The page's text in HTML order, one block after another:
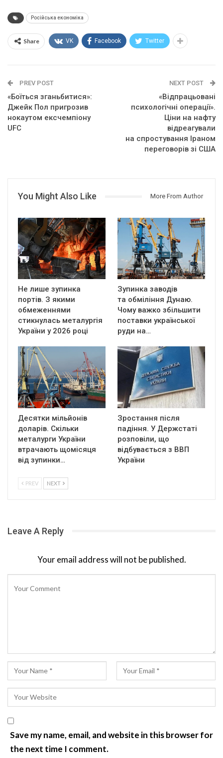
Російська економіка
Share VK Facebook Twitter
PREV POST
«Боїться зганьбитися»:
Джейк Пол пригрозив
нокаутом ексчемпіону
UFC
NEXT POST
«Відпрацьовані
психологічні операції».
Ціни на нафту
відреагували
на спростування Іраном
переговорів зі США
You Might Also Like More From Author
Не лише зупинка
портів. З якими
обмеженнями
стикнулась металургія
України у 2026 році
Зупинка заводів
та обміління Дунаю.
Чому важко збільшити
поставки української
руди на…
Десятки мільйонів
доларів. Скільки
металурги України
втрачають щомісяця
від зупинки…
Зростання після
падіння. У Держстаті
розповіли, що
відбувається з ВВП
України
PREV NEXT
Leave A Reply
Your email address will not be published.
Save my name, email, and website in this browser for
the next time I comment.